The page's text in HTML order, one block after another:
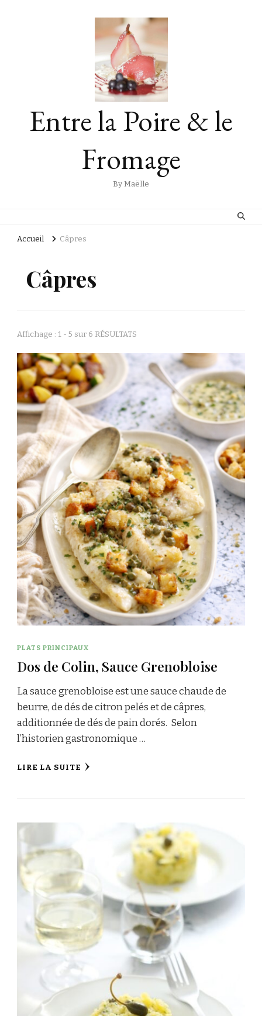
Entre la Poire & le
Fromage
By Maëlle
Accueil Câpres
Câpres
Affichage : 1 - 5 sur 6 RÉSULTATS
PLATS PRINCIPAUX
Dos de Colin, Sauce Grenobloise
La sauce grenobloise est une sauce chaude de
beurre, de dés de citron pelés et de câpres,
additionnée de dés de pain dorés. Selon
l’historien gastronomique …
LIRE LA SUITE